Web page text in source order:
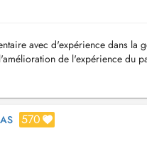
avec d'expérience dans la
de l'expérience du
buccal...
570